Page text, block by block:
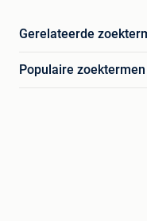
Gerelateerde
Populaire zoektermen